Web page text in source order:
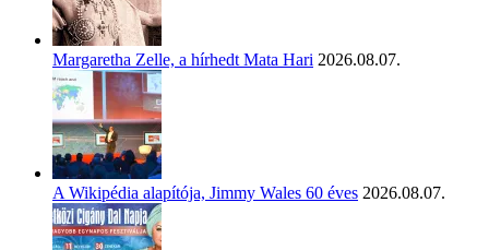
Margaretha Zelle, a hírhedt Mata Hari 2026.08.07.
A Wikipédia alapítója, Jimmy Wales 60 éves 2026.08.07.